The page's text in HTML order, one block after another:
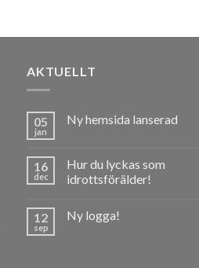
AKTUELLT
05
jan
Ny hemsida lanserad
16
dec
Hur du lyckas som
idrottsförälder!
12
sep
Ny logga!